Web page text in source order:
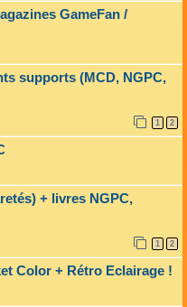
GameFan /
supports (MCD, NGPC,
1 2
+ livres NGPC,
1 2
Color + Rétro Eclairage !